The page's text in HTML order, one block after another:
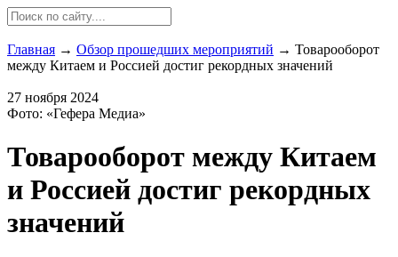
Главная → Обзор прошедших мероприятий → Товарооборот
между Китаем и Россией достиг рекордных значений
27 ноября 2024
Фото: «Гефера Медиа»
Товарооборот между Китаем
и Россией достиг рекордных
значений